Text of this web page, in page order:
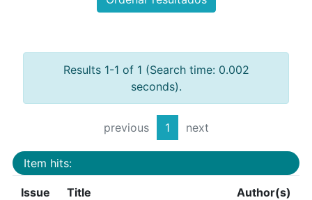
Results 1-1 of 1 (Search time: 0.002
seconds).
previous 1 next
Item hits:
Issue
Title Author(s)